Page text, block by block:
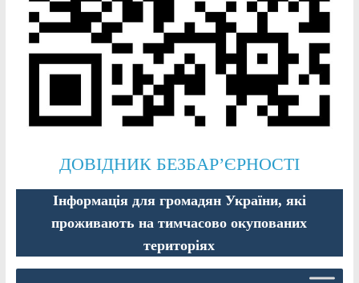
ДОВІДНИК БЕЗБАР’ЄРНОСТІ
Інформація для громадян України, які
проживають на тимчасово окупованих
територіях